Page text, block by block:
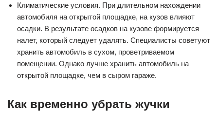
Климатические условия. При длительном нахождении
автомобиля на открытой площадке, на кузов влияют
осадки. В результате осадков на кузове формируется
налет, который следует удалять. Специалисты советуют
хранить автомобиль в сухом, проветриваемом
помещении. Однако лучше хранить автомобиль на
открытой площадке, чем в сыром гараже.
Как временно убрать жучки